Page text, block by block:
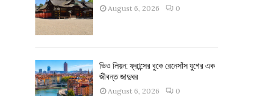
August 6, 2026 0
ভিও লিয়ন: ফ্রান্সের বুকে রেনেসাঁস যুগের এক
জীবন্ত জাদুঘর
August 6, 2026 0